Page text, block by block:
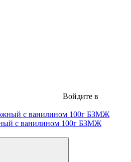
Войдите в
с ванилином 100г БЗМЖ